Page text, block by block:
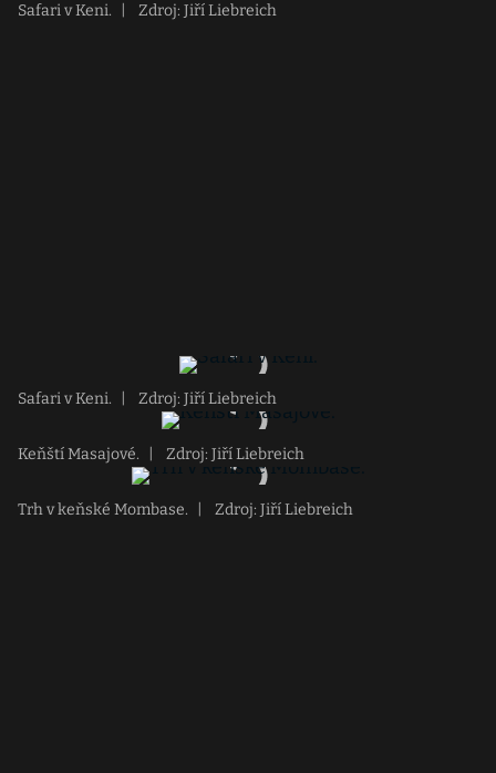
Safari v Keni. Zdroj: Jiří Liebreich
Safari v Keni. Zdroj: Jiří Liebreich
Keňští Masajové. Zdroj: Jiří Liebreich
Trh v keňské Mombase. Zdroj: Jiří Liebreich